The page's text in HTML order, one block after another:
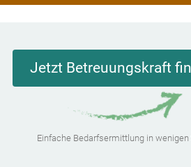
Jetzt Betreuungskraft
Einfache Bedarfsermittlung in wenigen